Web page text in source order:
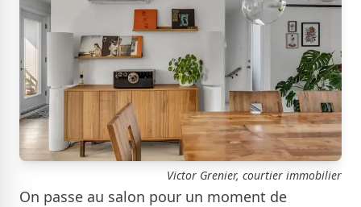
Victor Grenier, courtier immobilier
On passe au salon pour un moment de